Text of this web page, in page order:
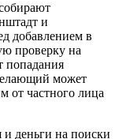
и
добавлением в
проверку на
попадания
может
от частного лица
и деньги на поиски